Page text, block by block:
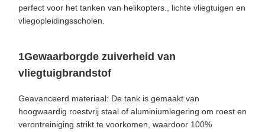
perfect voor het tanken van helikopters., lichte vliegtuigen en
vliegopleidingsscholen.
1Gewaarborgde zuiverheid van
vliegtuigbrandstof
Geavanceerd materiaal: De tank is gemaakt van
hoogwaardig roestvrij staal of aluminiumlegering om roest en
verontreiniging strikt te voorkomen, waardoor 100%